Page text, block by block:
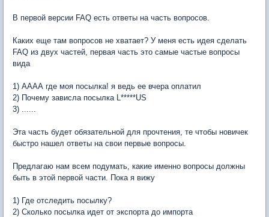
В первой версии FAQ есть ответы на часть вопросов.
Каких еще там вопросов не хватает? У меня есть идея сделать
FAQ из двух частей, первая часть это самые частые вопросы
вида
1) АААА где моя посылка! я ведь ее вчера оплатил
2) Почему зависла посылка L*****US
3) ......
Эта часть будет обязательной для прочтения, те чтобы новичек
быстро нашел ответы на свои первые вопросы.
Предлагаю нам всем подумать, какие именно вопросы должны
быть в этой первой части. Пока я вижу
1) Где отследить посылку?
2) Сколько посылка идет от экспорта до импорта